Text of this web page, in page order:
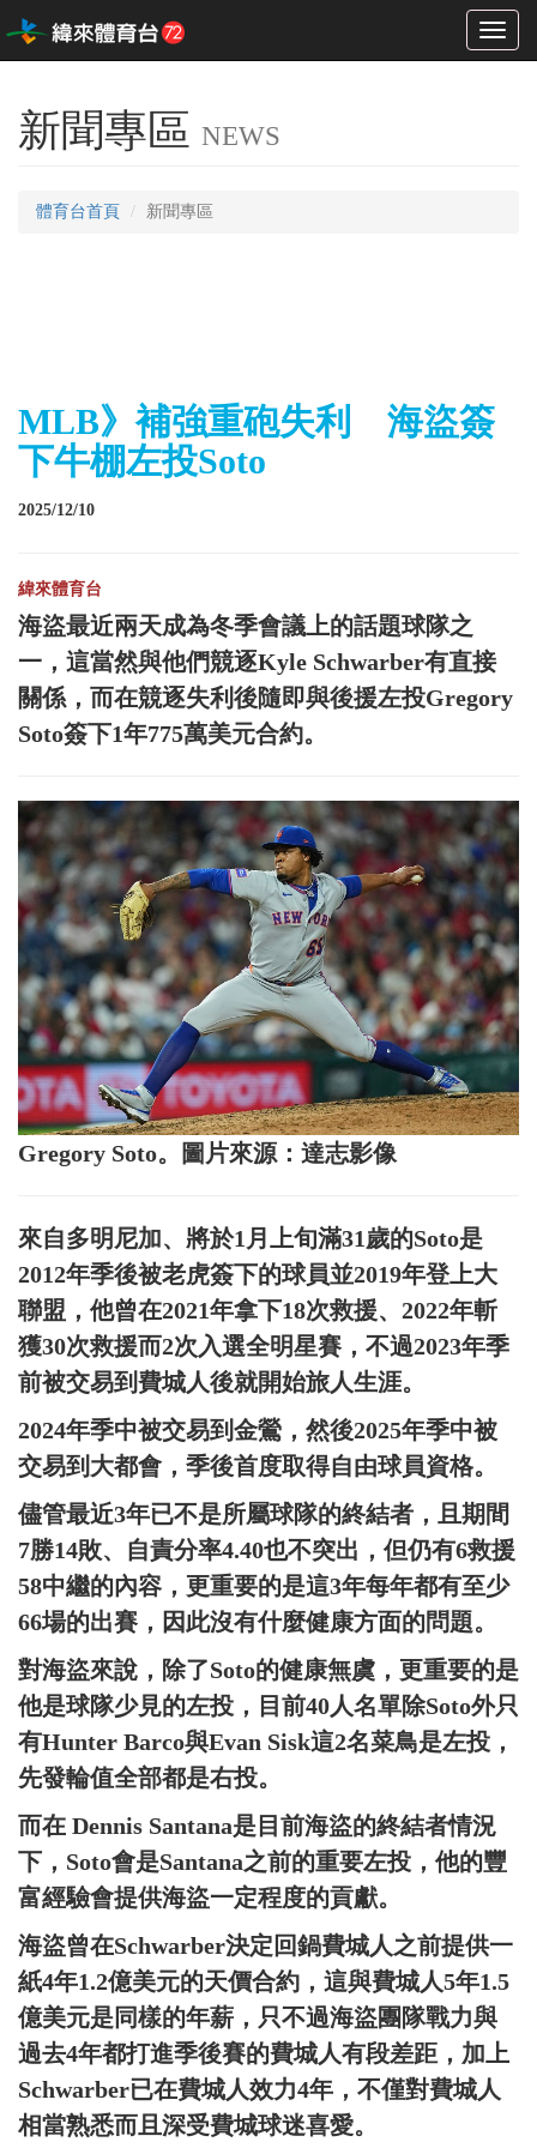
Toggle
新聞專區 NEWS
體育台首頁 新聞專區
MLB》補強重砲失利 海盜簽
下牛棚左投Soto
2025/12/10
緯來體育台
海盜最近兩天成為冬季會議上的話題球隊之
一，這當然與他們競逐Kyle Schwarber有直接
關係，而在競逐失利後隨即與後援左投Gregory
Soto簽下1年775萬美元合約。
Gregory Soto。圖片來源：達志影像
來自多明尼加、將於1月上旬滿31歲的Soto是
2012年季後被老虎簽下的球員並2019年登上大
聯盟，他曾在2021年拿下18次救援、2022年斬
獲30次救援而2次入選全明星賽，不過2023年季
前被交易到費城人後就開始旅人生涯。
2024年季中被交易到金鶯，然後2025年季中被
交易到大都會，季後首度取得自由球員資格。
儘管最近3年已不是所屬球隊的終結者，且期間
7勝14敗、自責分率4.40也不突出，但仍有6救援
58中繼的內容，更重要的是這3年每年都有至少
66場的出賽，因此沒有什麼健康方面的問題。
對海盜來說，除了Soto的健康無虞，更重要的是
他是球隊少見的左投，目前40人名單除Soto外只
有Hunter Barco與Evan Sisk這2名菜鳥是左投，
先發輪值全部都是右投。
而在 Dennis Santana是目前海盜的終結者情況
下，Soto會是Santana之前的重要左投，他的豐
富經驗會提供海盜一定程度的貢獻。
海盜曾在Schwarber決定回鍋費城人之前提供一
紙4年1.2億美元的天價合約，這與費城人5年1.5
億美元是同樣的年薪，只不過海盜團隊戰力與
過去4年都打進季後賽的費城人有段差距，加上
Schwarber已在費城人效力4年，不僅對費城人
相當熟悉而且深受費城球迷喜愛。